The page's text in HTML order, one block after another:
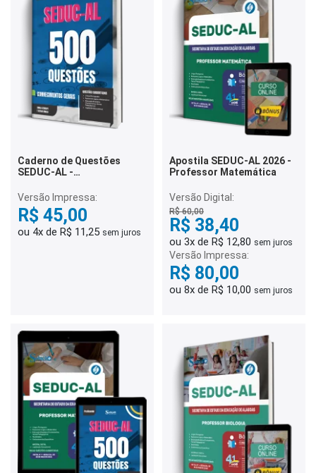
Caderno de Questões
SEDUC-AL -
500 Questões Gabaritadas
Versão Impressa:
R$ 45,00
ou 4x de R$ 11,25 sem juros
Apostila SEDUC-AL 2026 -
Professor Matemática
Versão Digital:
R$ 60,00
R$ 38,40
ou 3x de R$ 12,80 sem juros
Versão Impressa:
R$ 80,00
ou 8x de R$ 10,00 sem juros